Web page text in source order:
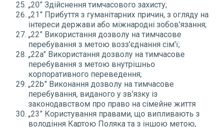
„20” Здійснення тимчасового захисту;
„21” Прибуття з гуманітарних причин, з огляду на
інтереси держави або міжнародні зобов'язання;
„22” Використання дозволу на тимчасове
перебування з метою возз'єднання сім'ї;
„22a” Використання дозволу на тимчасове
перебування з метою внутрішньо
корпоративного переведення;
„22b” Виконання дозволу на тимчасове
перебування, виданого у зв'язку із
законодавством про право на сімейне життя
„23” Користування правами, що випливають з
володіння Картою Поляка та з іншою метою,